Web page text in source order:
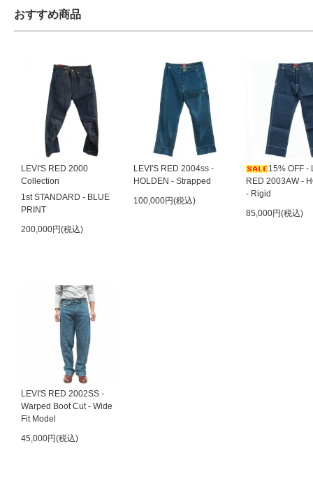
おすすめ商品
LEVI'S RED 2000
Collection
1st STANDARD - BLUE
PRINT
200,000円(税込)
LEVI'S RED 2004ss -
HOLDEN - Strapped
100,000円(税込)
15% OFF -
RED 2003AW -
- Rigid
85,000円(税込)
LEVI'S RED 2002SS -
Warped Boot Cut - Wide
Fit Model
45,000円(税込)